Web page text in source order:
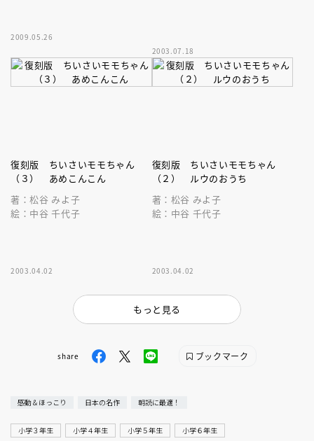
2009.05.26
2003.07.18
復刻版 ちいさいモモちゃん
（３） あめこんこん
著：松谷 みよ子
絵：中谷 千代子
2003.04.02
復刻版 ちいさいモモちゃん
（２） ルウのおうち
著：松谷 みよ子
絵：中谷 千代子
2003.04.02
もっと見る
share ブックマーク
感動＆ほっこり 日本の名作 朝読に最適！
小学３年生 小学４年生 小学５年生 小学６年生